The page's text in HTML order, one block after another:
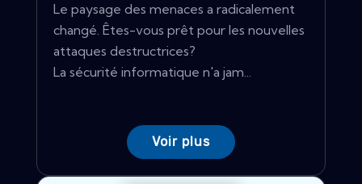
Le paysage des menaces a radicalement
changé. Êtes-vous prêt pour les nouvelles
attaques destructrices?
La sécurité informatique n'a jam...
Voir plus